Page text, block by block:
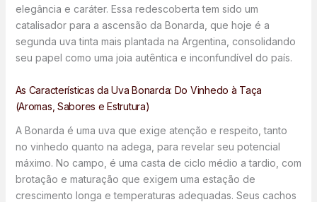
elegância e caráter. Essa redescoberta tem sido um
catalisador para a ascensão da Bonarda, que hoje é a
segunda uva tinta mais plantada na Argentina, consolidando
seu papel como uma joia autêntica e inconfundível do país.
As Características da Uva Bonarda: Do Vinhedo à Taça
(Aromas, Sabores e Estrutura)
A Bonarda é uma uva que exige atenção e respeito, tanto
no vinhedo quanto na adega, para revelar seu potencial
máximo. No campo, é uma casta de ciclo médio a tardio, com
brotação e maturação que exigem uma estação de
crescimento longa e temperaturas adequadas. Seus cachos